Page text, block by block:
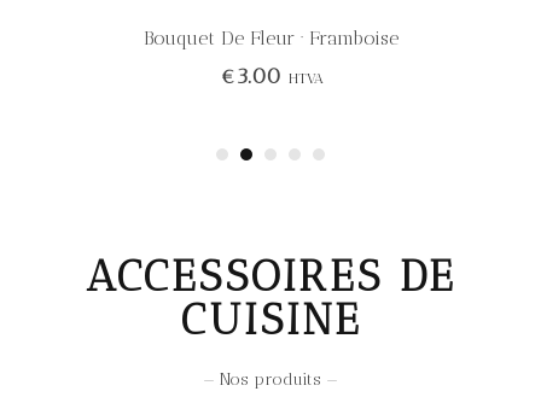
Bouquet De Fleur · Framboise
€3.00 HTVA
ACCESSOIRES DE
CUISINE
— Nos produits —